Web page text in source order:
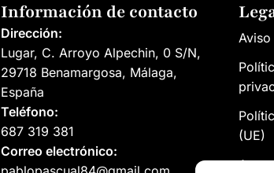
Información de contacto
Dirección:
Lugar, C. Arroyo Alpechin, 0 S/N,
29718 Benamargosa, Málaga,
España
Teléfono:
687 319 381
Correo electrónico:
(UE)